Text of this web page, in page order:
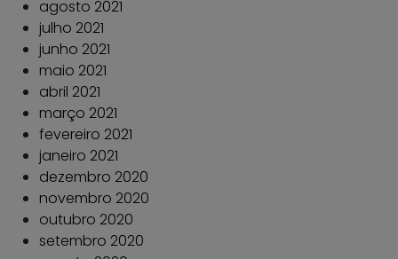
agosto 2021
julho 2021
junho 2021
maio 2021
abril 2021
março 2021
fevereiro 2021
janeiro 2021
dezembro 2020
novembro 2020
outubro 2020
setembro 2020